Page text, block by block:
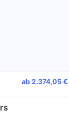
ab 2.374,05 €